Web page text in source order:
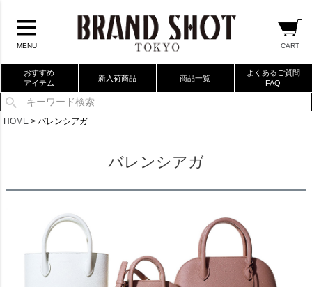
MENU CART
おすすめ
アイテム
新入荷商品 商品一覧
よくあるご質問
FAQ
当店厳選ブランドバック
ブランドリングコレクション
HOME バレンシアガ
バレンシアガ